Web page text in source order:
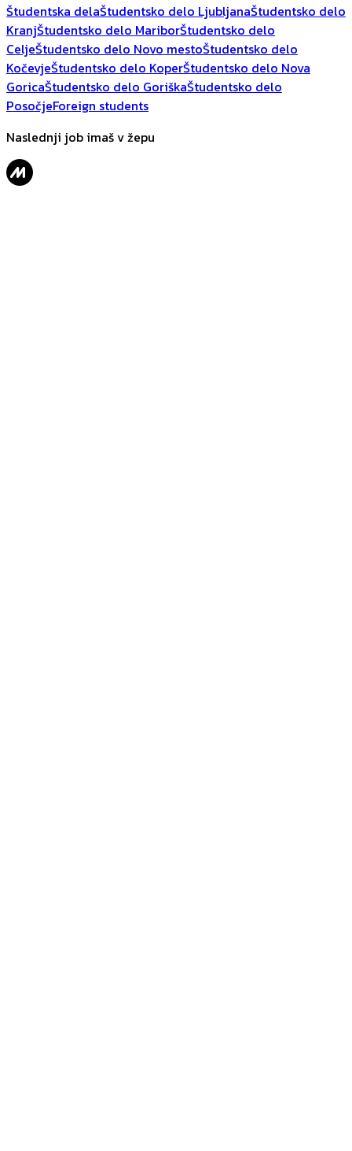
Študentska delaŠtudentsko delo LjubljanaŠtudentsko delo
KranjŠtudentsko delo MariborŠtudentsko delo
CeljeŠtudentsko delo Novo mestoŠtudentsko delo
KočevjeŠtudentsko delo KoperŠtudentsko delo Nova
GoricaŠtudentsko delo GoriškaŠtudentsko delo
PosočjeForeign students
Naslednji job imaš v žepu